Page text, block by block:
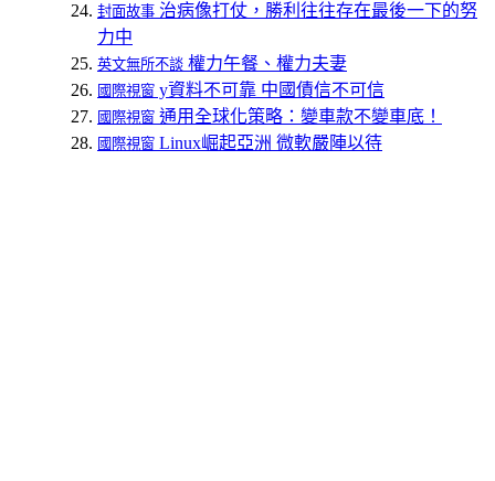
封面故事 治病像打仗，勝利往往存在最後一下的努
力中
英文無所不談 權力午餐、權力夫妻
國際視窗 y資料不可靠 中國債信不可信
國際視窗 通用全球化策略：變車款不變車底！
國際視窗 Linux崛起亞洲 微軟嚴陣以待